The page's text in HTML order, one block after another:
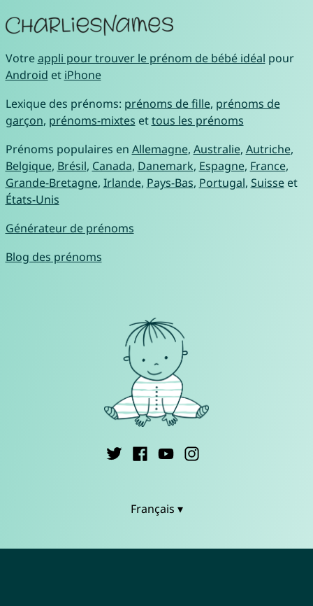
Votreappli pour trouver le prénom de bébé idéal pour
Android et iPhone
Lexique des prénoms: prénoms de fille, prénoms de
garçon, prénoms-mixtes ettous les prénoms
Prénoms populaires en Allemagne, Australie, Autriche,
Belgique, Brésil, Canada, Danemark, Espagne, France,
Grande-Bretagne, Irlande, Pays-Bas, Portugal, Suisseet
États-Unis
Générateur de prénoms
Blog des prénoms
Français ▾